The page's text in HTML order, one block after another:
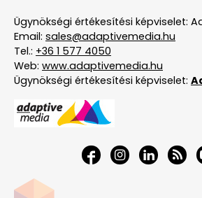
Ügynökségi értékesítési képviselet:
Email: sales@adaptivemedia.hu
Tel.: +36 1 577 4050
Web: www.adaptivemedia.hu
Ügynökségi értékesítési képviselet: